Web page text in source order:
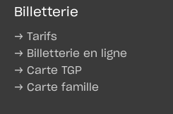
Billetterie
→ Tarifs
→ Billetterie en ligne
→ Carte TGP
→ Carte famille